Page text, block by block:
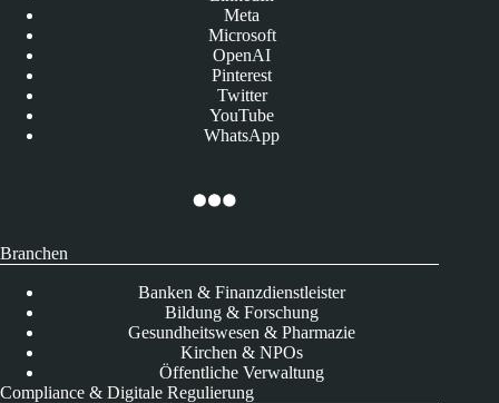
Meta
Microsoft
OpenAI
Pinterest
Twitter
YouTube
WhatsApp
Branchen
Banken & Finanzdienstleister
Bildung & Forschung
Gesundheitswesen & Pharmazie
Kirchen & NPOs
Öffentliche Verwaltung
Compliance & Digitale Regulierung